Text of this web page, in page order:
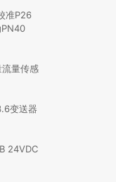
准P26
PN40
量传感
变送器
24VDC